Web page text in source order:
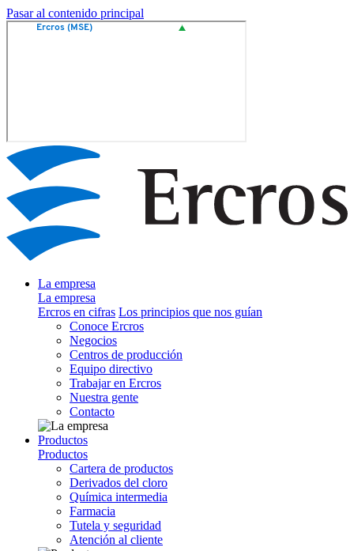
Pasar al contenido principal
La empresa
La empresa
Ercros en cifras Los principios que nos guían
Conoce Ercros
Negocios
Centros de producción
Equipo directivo
Trabajar en Ercros
Nuestra gente
Contacto
Productos
Productos
Cartera de productos
Derivados del cloro
Química intermedia
Farmacia
Tutela y seguridad
Atención al cliente